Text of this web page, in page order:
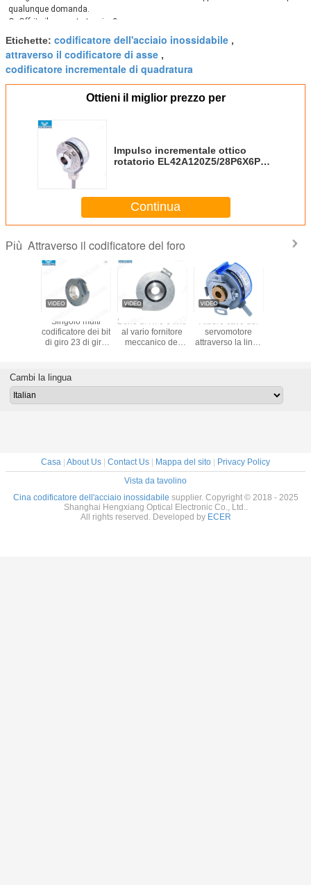
qualunque domanda.
Q: Offrite il supporto tecnico?
Q: Può voi fabbrica offerta un campione?
: Sì, il campione può essere fornito.
Q: Come pagare un campione?
: Attualmente, la nostra fabbrica accetta T/T, la carta di credito, Paypal,
Q: Avete alcuni video dei vostri prodotti?
Q: Che cosa è la vostra politica di garanzia del prodotto del codificatore?
Q: Dove posso scaricare il catalogo o la scheda del codificatore?
: Potreste visitare il nostro sito Web ufficiale o ci inviate con la posta
Etichette: codificatore dell'acciaio inossidabile ,
attraverso il codificatore di asse ,
codificatore incrementale di quadratura
Ottieni il miglior prezzo per
Impulso incrementale ottico
rotatorio EL42A120Z5/28P6X6PR2
Continua
Più Attraverso il codificatore del foro
asse di 18mm
Mini Incremental
Encoder Output
inossidabile Ip67
dell'albero cavo
conserva il
servomotore
Cambi la lingua
Casa | About Us | Contact Us | Mappa del sito | Privacy Policy
Vista da tavolino
Cina codificatore dell'acciaio inossidabile supplier. Copyright © 2018 - 2025
Shanghai Hengxiang Optical Electronic Co., Ltd..
All rights reserved. Developed by ECER